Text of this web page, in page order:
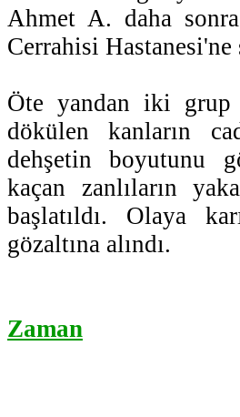
Ahmet A. daha
Cerrahisi
Öte yandan iki grup
dökülen kanların
dehşetin boyutunu
kaçan zanlıların
başlatıldı. Olaya
gözaltına alındı.
Zaman